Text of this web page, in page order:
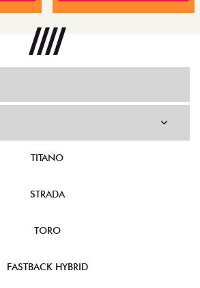
TITANO
STRADA
TORO
FASTBACK HYBRID